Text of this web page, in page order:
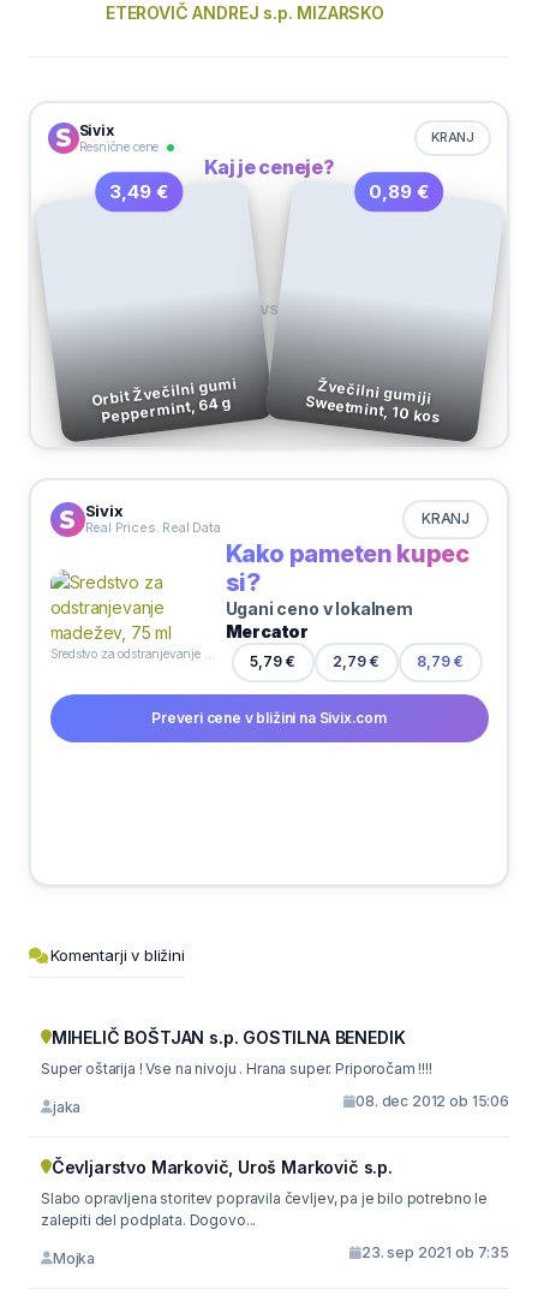
ETEROVIČ ANDREJ s.p. MIZARSKO
Sivix
Resnične cene
KRANJ
Kaj je ceneje?
3,49 €
Orbit Žvečilni gumi
Peppermint, 64 g
VS
0,89 €
Žvečilni gumiji
Sweetmint, 10 kos
Sivix
Real Prices. Real Data KRANJ
Kako pameten kupec
si?
Ugani ceno v lokalnem
Mercator
5,79 € 2,79 € 8,79 €
Preveri cene v bližini na Sivix.com
Komentarji v bližini
MIHELIČ BOŠTJAN s.p. GOSTILNA BENEDIK
Super oštarija ! Vse na nivoju . Hrana super. Priporočam !!!!
jaka 08. dec 2012 ob 15:06
Čevljarstvo Markovič, Uroš Markovič s.p.
Slabo opravljena storitev popravila čevljev, pa je bilo potrebno le
zalepiti del podplata. Dogovo...
Mojka 23. sep 2021 ob 7:35